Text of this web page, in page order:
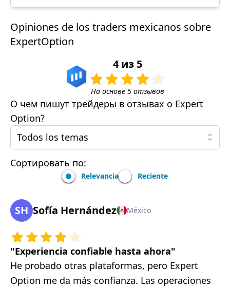
Opiniones de los traders mexicanos sobre
ExpertOption
4из 5
На основе 5отзывов
О чем пишут трейдеры в отзывах о Expert
Option?
Todos los temas
Сортировать по:
Relevancia Reciente
SH Sofía Hernández México
" Experiencia confiable hasta ahora"
He probado otras plataformas, pero Expert
Option me da más confianza. Las operaciones